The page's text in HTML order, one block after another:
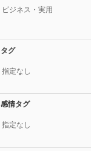
ビジネス・実用
タグ
指定なし
感情タグ
指定なし